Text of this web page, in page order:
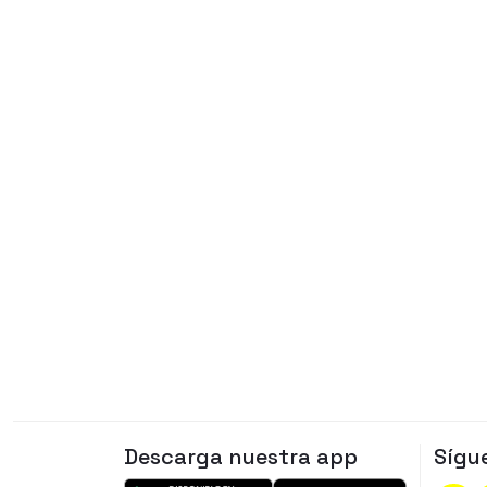
Descarga nuestra app